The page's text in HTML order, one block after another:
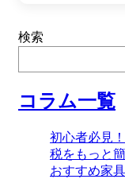
検索
コラム一覧
初心者必見
税をもっと
おすすめ家